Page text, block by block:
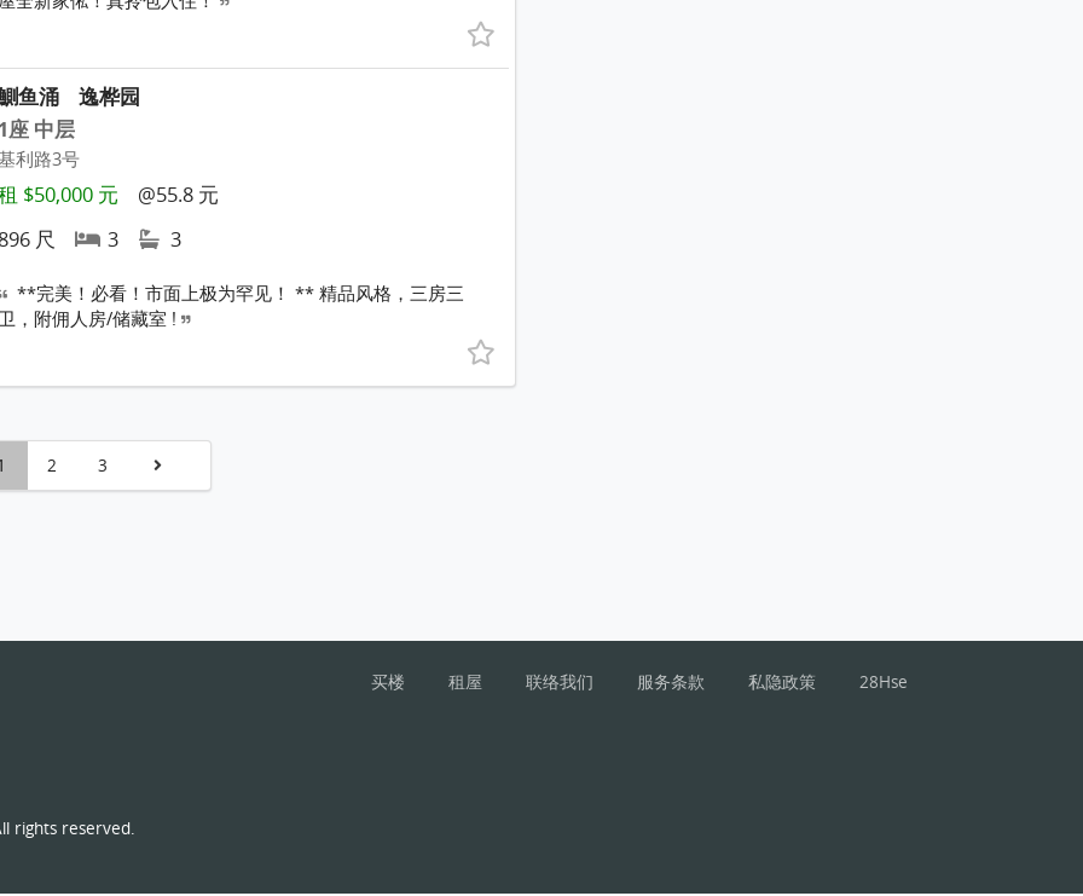
鱼涌
逸桦园
座 中层
利路3号
$50,000 元
@55.8 元
尺
3 3
**完美！必看！市面上极为罕见！ ** 精品风格，三房三
，附佣人房/储藏室 !
2 3
买楼 租屋 联络我们 服务条款 私隐政策 28Hse
rights reserved.